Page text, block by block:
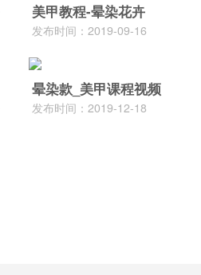
美甲教程-晕染花卉
发布时间：2019-09-16
晕染款_美甲课程视频
发布时间：2019-12-18